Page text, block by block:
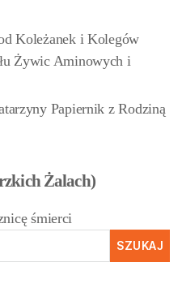
Koleżanek i Kolegów
Żywic Aminowych i
Papiernik z Rodziną
Żalach)
śmierci